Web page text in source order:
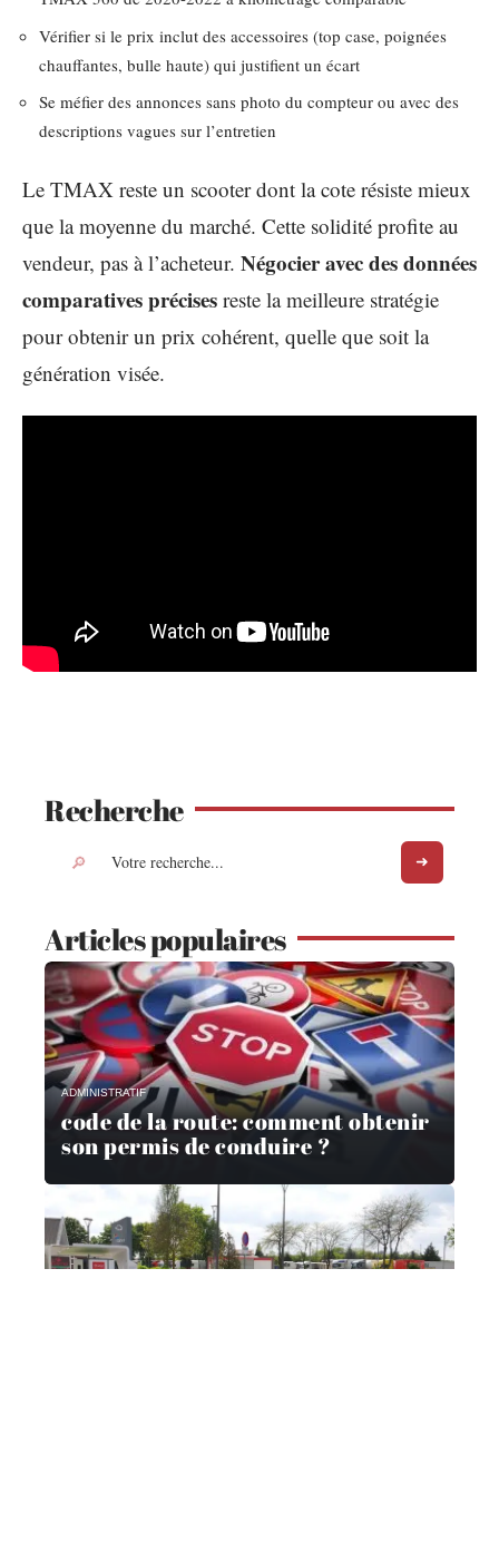
Vérifier si le prix inclut des accessoires (top case, poignées
chauffantes, bulle haute) qui justifient un écart
Se méfier des annonces sans photo du compteur ou avec des
descriptions vagues sur l’entretien
Le TMAX reste un scooter dont la cote résiste mieux
que la moyenne du marché. Cette solidité profite au
vendeur, pas à l’acheteur. Négocier avec des données
comparatives précises reste la meilleure stratégie
pour obtenir un prix cohérent, quelle que soit la
génération visée.
Recherche
Articles populaires
ADMINISTRATIF
code de la route: comment obtenir
son permis de conduire ?